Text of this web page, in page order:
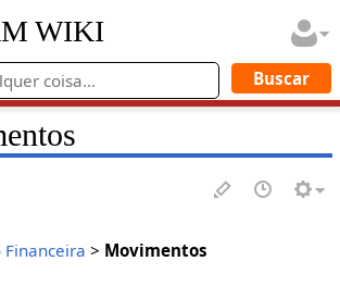
WIKI
Financeira > Movimentos